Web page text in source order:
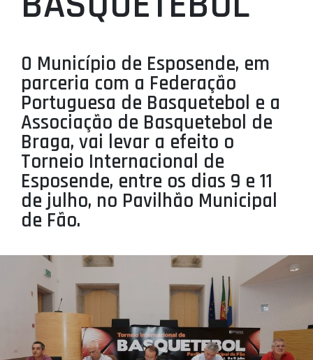
PROJETOS
LIGA BETCLIC FEMININA
O Município de Esposende, em
parceria com a Federação
Portuguesa de Basquetebol e a
Associação de Basquetebol de
Braga, vai levar a efeito o
Torneio Internacional de
Esposende, entre os dias 9 e 11
de julho, no Pavilhão Municipal
de Fão.